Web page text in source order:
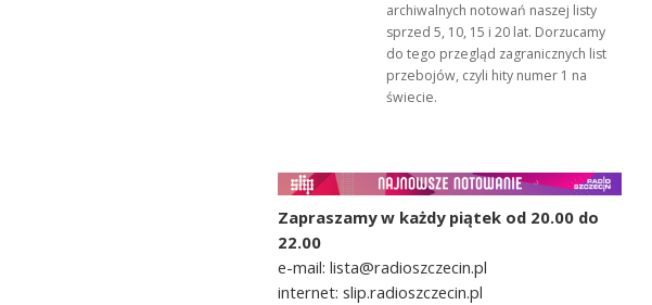
archiwalnych notowań naszej listy
sprzed 5, 10, 15 i 20 lat. Dorzucamy
do tego przegląd zagranicznych list
przebojów, czyli hity numer 1 na
świecie.
Zapraszamy w każdy piątek od 20.00 do
22.00
e-mail: lista@radioszczecin.pl
internet: slip.radioszczecin.pl